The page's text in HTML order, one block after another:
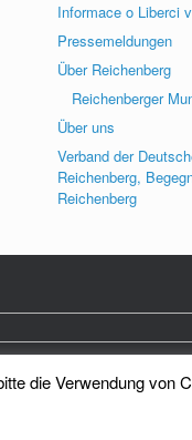
Informace o Liberci
Pressemeldungen
Über Reichenberg
Reichenberger
Über uns
Verband der
Reichenberg,
Reichenberg
die Verwendung von